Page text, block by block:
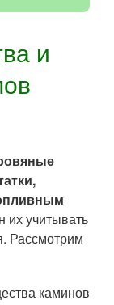
и
учитывать
Рассмотрим